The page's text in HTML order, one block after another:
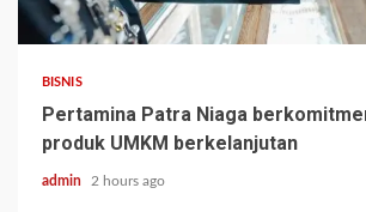
BISNIS
Pertamina Patra Niaga
produk UMKM berkelanjutan
admin 2 hours ago